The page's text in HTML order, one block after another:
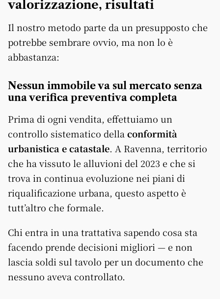
valorizzazione, risultati
Il nostro metodo parte da un presupposto che
potrebbe sembrare ovvio, ma non lo è
abbastanza:
Nessun immobile va sul mercato senza
una verifica preventiva completa
Prima di ogni vendita, effettuiamo un
controllo sistematico della conformità
urbanistica e catastale. A Ravenna, territorio
che ha vissuto le alluvioni del 2023 e che si
trova in continua evoluzione nei piani di
riqualificazione urbana, questo aspetto è
tutt’altro che formale.
Chi entra in una trattativa sapendo cosa sta
facendo prende decisioni migliori — e non
lascia soldi sul tavolo per un documento che
nessuno aveva controllato.